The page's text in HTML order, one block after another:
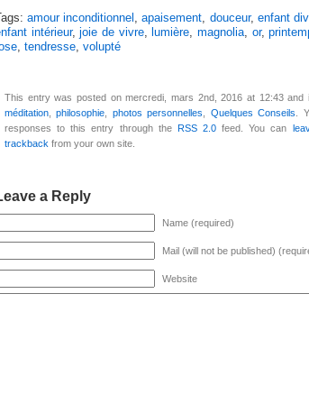
amour inconditionnel ,apaisement, douceur, enfant
intérieur,joie de vivre, lumière,magnolia, or,
, tendresse, volupté
This entry was posted on mercredi, mars 2nd, 2016 at 12:43 and
méditation ,philosophie photos personnelles Quelques Conseils
.
responses to this entry through the RSS 2.0 feed. You can
trackback from your own site.
a Reply
Name (required)
Mail (will not be published)
Website